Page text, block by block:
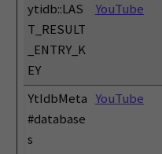
ytidb::LAS
T_RESULT
_ENTRY_K
EY
YouTube
YtIdbMeta
#database
s
YouTube